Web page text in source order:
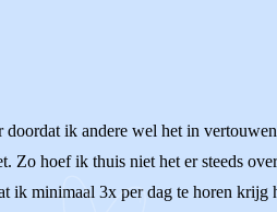
ik andere wel het in
hoef ik thuis niet het er steeds
minimaal 3x per dag te horen krijg